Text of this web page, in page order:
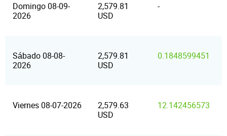
Domingo 08-09-
2026
2,579.81
USD
-
Sábado 08-08-
2026
2,579.81
USD
0.1848599451
Viernes 08-07-2026
2,579.63
USD
12.142456573